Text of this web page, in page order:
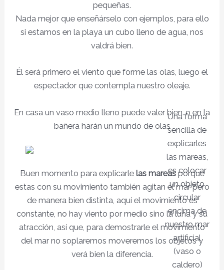
pequeñas.
Nada mejor que enseñárselo con ejemplos, para ello
si estamos en la playa un cubo lleno de agua, nos
valdrá bien.
Él será primero el viento que forme las olas, luego el
espectador que contempla nuestro oleaje.
En casa un vaso medio lleno puede valer bien..o en la
bañera harán un mundo de olas
Buen momento para explicarlelas mareasporque
estas con su movimiento también agitan el mar pero
de manera bien distinta, aquí el movimiento es
constante, no hay viento por medio sino la luna y su
atracción, así que, para demostrarle el movimiento
del mar no soplaremos moveremos los objetos y
verá bien la diferencia.
Una forma
sencilla de
explicarles
las mareas,
es colocar
un objeto
circular
encima de
nuestro mar
artificial
(vaso o
caldero)